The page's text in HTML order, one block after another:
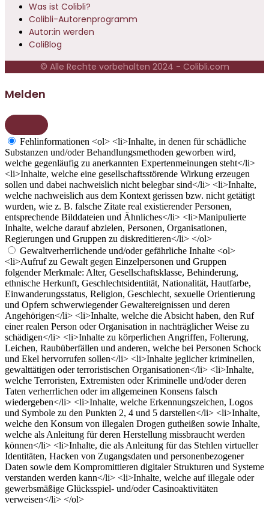
Was ist Colibli?
Colibli-Autorenprogramm
Autor:in werden
ColiBlog
© Alle Rechte vorbehalten 2024 - Colibli.com
Melden
Fehlinformationen <ol> <li>Inhalte, in denen für schädliche
Substanzen und/oder Behandlungsmethoden geworben wird,
welche gegenläufig zu anerkannten Expertenmeinungen steht</li>
<li>Inhalte, welche eine gesellschaftsstörende Wirkung erzeugen
sollen und dabei nachweislich nicht belegbar sind</li> <li>Inhalte,
welche nachweislich aus dem Kontext gerissen bzw. nicht getätigt
wurden, wie z. B. falsche Zitate real existierender Personen,
entsprechende Bilddateien und Ähnliches</li> <li>Manipulierte
Inhalte, welche darauf abzielen, Personen, Organisationen,
Regierungen und Gruppen zu diskreditieren</li> </ol>
Gewaltverherrlichende und/oder gefährliche Inhalte <ol>
<li>Aufruf zu Gewalt gegen Einzelpersonen und Gruppen
folgender Merkmale: Alter, Gesellschaftsklasse, Behinderung,
ethnische Herkunft, Geschlechtsidentität, Nationalität, Hautfarbe,
Einwanderungsstatus, Religion, Geschlecht, sexuelle Orientierung
und Opfern schwerwiegender Gewaltereignissen und deren
Angehörigen</li> <li>Inhalte, welche die Absicht haben, den Ruf
einer realen Person oder Organisation in nachträglicher Weise zu
schädigen</li> <li>Inhalte zu körperlichen Angriffen, Folterung,
Leichen, Raubüberfällen und anderen, welche bei Personen Schock
und Ekel hervorrufen sollen</li> <li>Inhalte jeglicher kriminellen,
gewalttätigen oder terroristischen Organisationen</li> <li>Inhalte,
welche Terroristen, Extremisten oder Kriminelle und/oder deren
Taten verherrlichen oder im allgemeinen Konsens falsch
wiedergeben</li> <li>Inhalte, welche Erkennungszeichen, Logos
und Symbole zu den Punkten 2, 4 und 5 darstellen</li> <li>Inhalte,
welche den Konsum von illegalen Drogen gutheißen sowie Inhalte,
welche als Anleitung für deren Herstellung missbraucht werden
können</li> <li>Inhalte, die als Anleitung für das Stehlen virtueller
Identitäten, Hacken von Zugangsdaten und personenbezogener
Daten sowie dem Kompromittieren digitaler Strukturen und Systeme
verstanden werden kann</li> <li>Inhalte, welche auf illegale oder
gewerbsmäßige Glücksspiel- und/oder Casinoaktivitäten
verweisen</li> </ol>